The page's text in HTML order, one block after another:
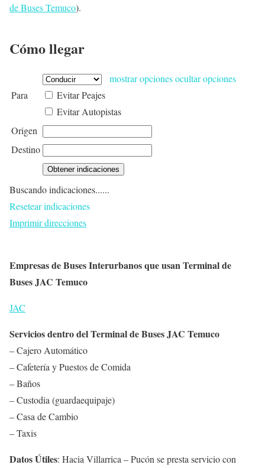
de Buses Temuco).
Cómo llegar
Para
mostrar opcionesocultar opciones
Evitar Peajes
Evitar Autopistas
Origen
Destino
Buscando indicaciones......
Resetear indicaciones
Imprimir direcciones
Empresas de Buses Interurbanos que usan Terminal de
Buses JAC Temuco
JAC
Servicios dentro del Terminal de Buses JAC Temuco
– Cajero Automático
– Cafetería y Puestos de Comida
– Baños
– Custodia (guardaequipaje)
– Casa de Cambio
– Taxis
Datos Útiles: Hacia Villarrica – Pucón se presta servicio con